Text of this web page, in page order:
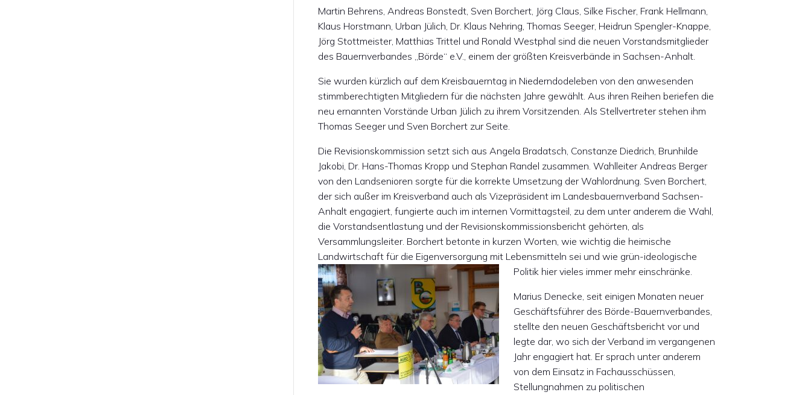
Martin Behrens, Andreas Bonstedt, Sven Borchert, Jörg Claus, Silke Fischer, Frank Hellmann,
Klaus Horstmann, Urban Jülich, Dr. Klaus Nehring, Thomas Seeger, Heidrun Spengler-Knappe,
Jörg Stottmeister, Matthias Trittel und Ronald Westphal sind die neuen Vorstandsmitglieder
des Bauernverbandes „Börde“ e.V., einem der größten Kreisverbände in Sachsen-Anhalt.
Sie wurden kürzlich auf dem Kreisbauerntag in Niederndodeleben von den anwesenden
stimmberechtigten Mitgliedern für die nächsten Jahre gewählt. Aus ihren Reihen beriefen die
neu ernannten Vorstände Urban Jülich zu ihrem Vorsitzenden. Als Stellvertreter stehen ihm
Thomas Seeger und Sven Borchert zur Seite.
Die Revisionskommission setzt sich aus Angela Bradatsch, Constanze Diedrich, Brunhilde
Jakobi, Dr. Hans-Thomas Kropp und Stephan Randel zusammen. Wahlleiter Andreas Berger
von den Landsenioren sorgte für die korrekte Umsetzung der Wahlordnung. Sven Borchert,
der sich außer im Kreisverband auch als Vizepräsident im Landesbauernverband Sachsen-
Anhalt engagiert, fungierte auch im internen Vormittagsteil, zu dem unter anderem die Wahl,
die Vorstandsentlastung und der Revisionskommissionsbericht gehörten, als
Versammlungsleiter. Borchert betonte in kurzen Worten, wie wichtig die heimische
Landwirtschaft für die Eigenversorgung mit Lebensmitteln sei und wie grün-ideologische
Politik hier vieles immer mehr einschränke.
Marius Denecke, seit einigen Monaten neuer
Geschäftsführer des Börde-Bauernverbandes,
stellte den neuen Geschäftsbericht vor und
legte dar, wo sich der Verband im vergangenen
Jahr engagiert hat. Er sprach unter anderem
von dem Einsatz in Fachausschüssen,
Stellungnahmen zu politischen